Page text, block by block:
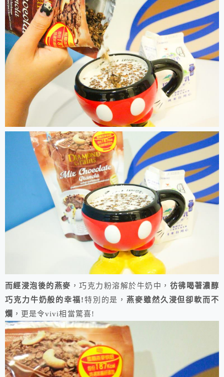
而經浸泡後的燕麥 ，巧克力粉溶解於牛奶中， 彷彿喝著濃醇
巧克力牛奶般的幸福!特別的是， 燕麥雖然久浸但卻軟而不
爛 ，更是令vivi相當驚喜!